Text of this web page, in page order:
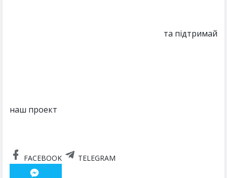
та підтримай
наш проект
FACEBOOK TELEGRAM